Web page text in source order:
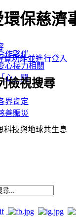
作夥伴
心接力相關
心」聞
界肯定
善賑災
環保慈濟
覽功能並進行登入
檢視搜尋
科技與地球共生息